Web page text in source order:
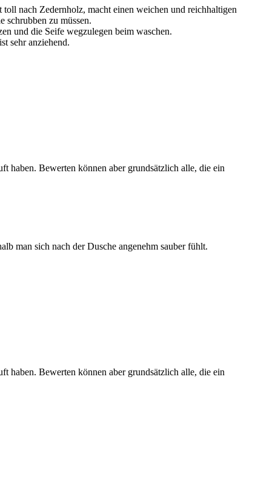
nach Zedernholz, macht einen weichen und reichhaltigen
schrubben zu müssen.
und die Seife wegzulegen beim waschen.
sehr anziehend.
haben. Bewerten können aber grundsätzlich alle, die ein
man sich nach der Dusche angenehm sauber fühlt.
haben. Bewerten können aber grundsätzlich alle, die ein